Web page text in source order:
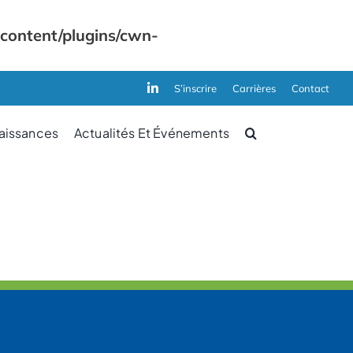
plugins/cwn-
S’inscrire Carrières Contact
Actualités Et Événements